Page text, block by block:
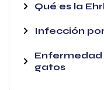
Qué es la
Infección
Enfermedad
gatos